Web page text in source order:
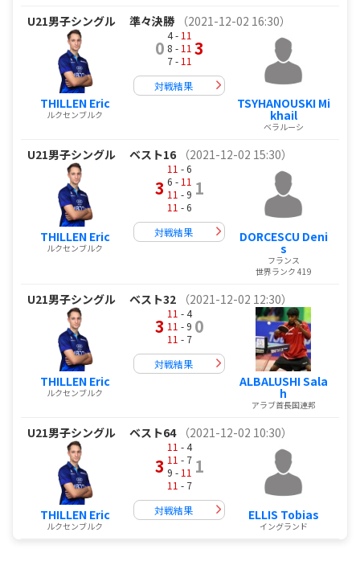
U21男子シングル 準々決勝 （2021-12-02 16:30）
THILLEN Eric
ルクセンブルク
0
4 - 11
8 - 11
7 - 11
3
対戦結果
TSYHANOUSKI Mi
khail
ベラルーシ
U21男子シングル ベスト16 （2021-12-02 15:30）
THILLEN Eric
ルクセンブルク
3
11 - 6
6 - 11
11 - 9
11 - 6
1
対戦結果 DORCESCU Deni
s
フランス
世界ランク 419
U21男子シングル ベスト32 （2021-12-02 12:30）
THILLEN Eric
ルクセンブルク
3
11 - 4
11 - 9
11 - 7
0
対戦結果
ALBALUSHI Sala
h
アラブ首長国連邦
U21男子シングル ベスト64 （2021-12-02 10:30）
THILLEN Eric
ルクセンブルク
3
11 - 4
11 - 7
9 - 11
11 - 7
1
対戦結果 ELLIS Tobias
イングランド